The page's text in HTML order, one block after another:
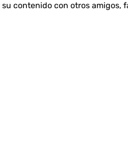
contenido con otros amigos,